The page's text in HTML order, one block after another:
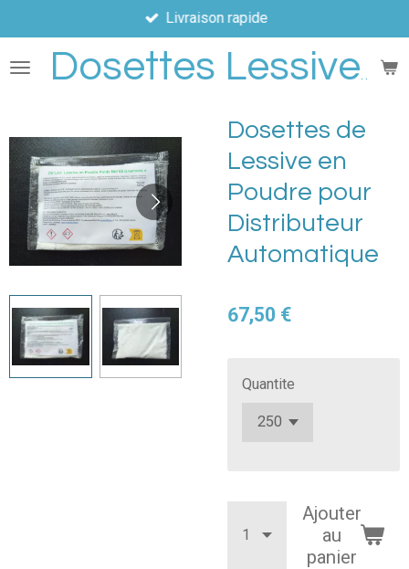
au
contenu
principalDosettes Lessive
Livraison rapide
Dosettes de
Lessive en
Poudre pour
Distributeur
Automatique
67,50 €
Quantite
Ajouter
au
panier